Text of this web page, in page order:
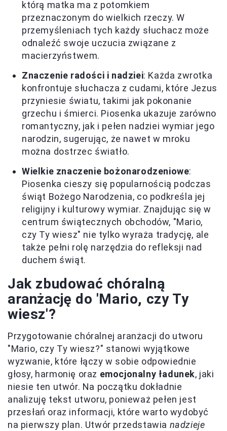
którą matka ma z potomkiem
przeznaczonym do wielkich rzeczy. W
przemyśleniach tych każdy słuchacz może
odnaleźć swoje uczucia związane z
macierzyństwem.
Znaczenie radości i nadziei: Każda zwrotka
konfrontuje słuchacza z cudami, które Jezus
przyniesie światu, takimi jak pokonanie
grzechu i śmierci. Piosenka ukazuje zarówno
romantyczny, jak i pełen nadziei wymiar jego
narodzin, sugerując, że nawet w mroku
można dostrzec światło.
Wielkie znaczenie bożonarodzeniowe:
Piosenka cieszy się popularnością podczas
świąt Bożego Narodzenia, co podkreśla jej
religijny i kulturowy wymiar. Znajdując się w
centrum świątecznych obchodów, "Mario,
czy Ty wiesz" nie tylko wyraża tradycję, ale
także pełni rolę narzędzia do refleksji nad
duchem świąt.
Jak zbudować chóralną
aranżację do 'Mario, czy Ty
wiesz'?
Przygotowanie chóralnej aranżacji do utworu
"Mario, czy Ty wiesz?" stanowi wyjątkowe
wyzwanie, które łączy w sobie odpowiednie
głosy, harmonię oraz emocjonalny ładunek, jaki
niesie ten utwór. Na początku dokładnie
analizuję tekst utworu, ponieważ pełen jest
przesłań oraz informacji, które warto wydobyć
na pierwszy plan. Utwór przedstawia nadzieje